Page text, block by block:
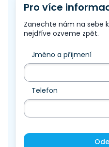
Pro více
Zanechte nám na sebe
nejdříve ozveme zpět.
Jméno a příjmení
Telefon